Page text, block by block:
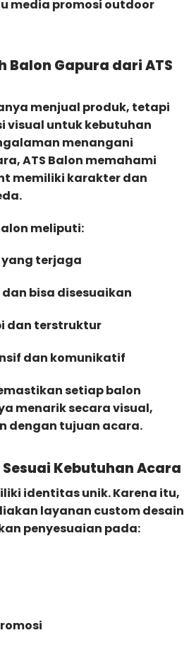
media promosi outdoor
Balon Gapura dari ATS
menjual produk, tetapi
visual untuk kebutuhan
menangani
ATS Balon memahami
memiliki karakter dan
meliputi:
terjaga
bisa disesuaikan
dan terstruktur
dan komunikatif
setiap balon
menarik secara visual,
dengan tujuan acara.
Kebutuhan Acara
identitas unik. Karena itu,
layanan custom desain
penyesuaian pada: